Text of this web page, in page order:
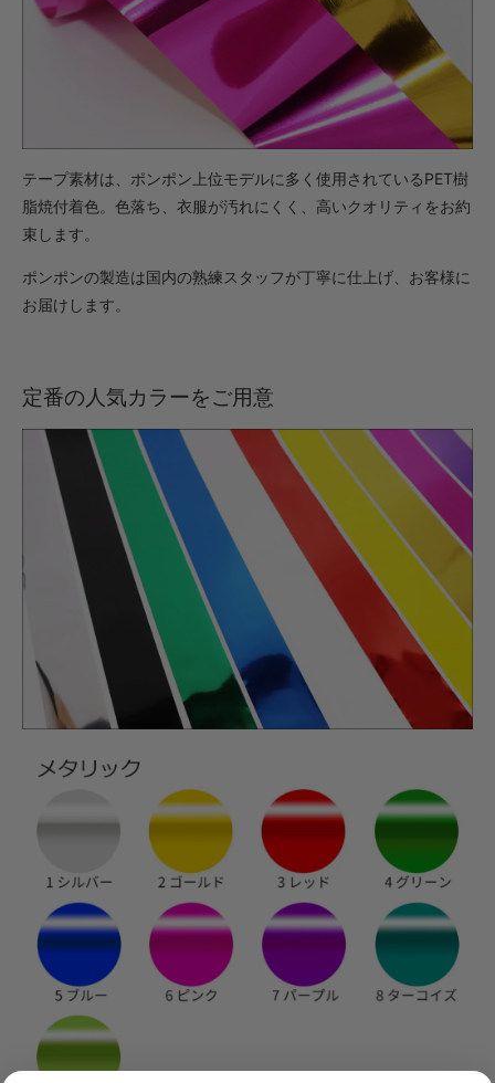
テープ素材は、ポンポン上位モデルに多く使用されているPET樹
脂焼付着色。色落ち、衣服が汚れにくく、高いクオリティをお約
束します。
ポンポンの製造は国内の熟練スタッフが丁寧に仕上げ、お客様に
お届けします。
定番の人気カラーをご用意